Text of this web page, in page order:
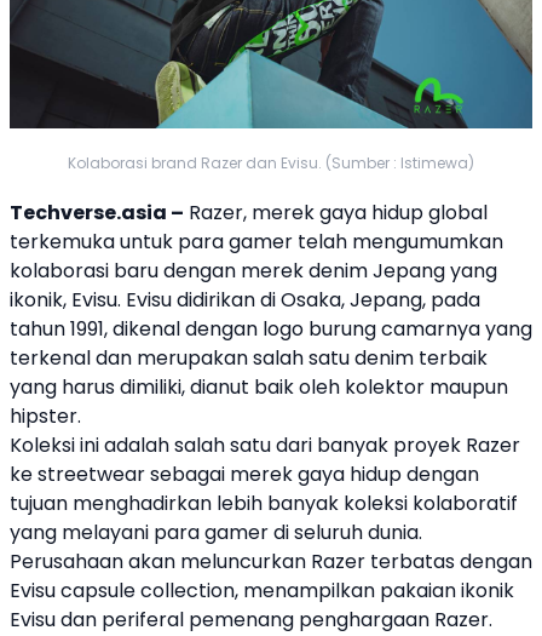
Kolaborasi brand Razer dan Evisu. (Sumber : Istimewa)
Techverse.asia – Razer, merek gaya hidup global
terkemuka untuk para gamer telah mengumumkan
kolaborasi baru dengan merek denim Jepang yang
ikonik, Evisu. Evisudidirikan di Osaka, Jepang, pada
tahun 1991, dikenal dengan logo burung camarnya yang
terkenal dan merupakan salah satu denim terbaik
yang harus dimiliki, dianut baik oleh kolektor maupun
hipster.
Koleksi ini adalah salah satu dari banyak proyek Razer
ke streetwear sebagai merek gaya hidup dengan
tujuan menghadirkan lebih banyak koleksi kolaboratif
yang melayani para gamer di seluruh dunia.
Perusahaan akan meluncurkan Razer terbatas dengan
Evisucapsule collection, menampilkan pakaian ikonik
Evisudan periferal pemenang penghargaan Razer.